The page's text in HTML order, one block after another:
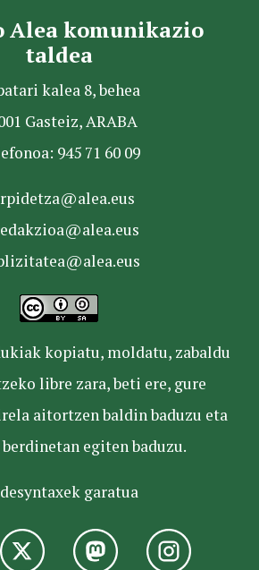
Alea komunikazio
taldea
kalea 8, behea
Gasteiz, ARABA
945 71 60 09
kopiatu, moldatu, zabaldu
libre zara, beti ere, gure
aitortzen baldin baduzu eta
egiten baduzu.
garatua